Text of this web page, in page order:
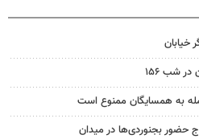
خیابان
شب ۱۵۶
به همسایگان ممنوع است
حضور بجنوردی‌ها در میدان